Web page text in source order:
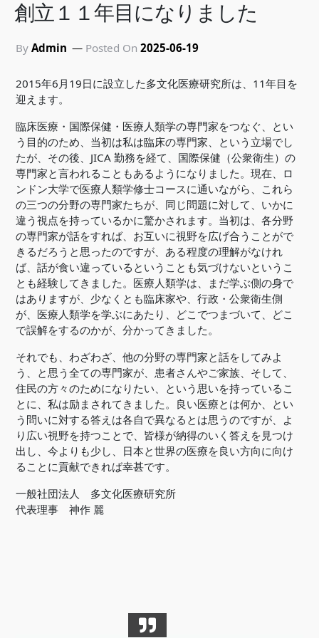
創立１１年目になりました
By Admin Posted On 2025-06-19
2015年6月19日に設立した多文化医療研究所は、11年目を
迎えます。
臨床医療・国際保健・医療人類学の専門家をつなぐ、とい
う目的のため、当初は私は臨床の専門家、という立場でし
たが、その後、JICA 勤務を経て、国際保健（公衆衛生）の
専門家と言われることもあるようになりました。現在、ロ
ンドン大学で医療人類学修士コースに通いながら、これら
の三つの分野の専門家たちが、同じ問題に対して、いかに
違う視点を持っているかに驚かされます。当初は、各分野
の専門家が話をすれば、お互いに視野を広げ合うことがで
きるだろうと思ったのですが、ある程度の理解がなけれ
ば、話が食い違っているということも気づけないというこ
とも経験してきました。医療人類学は、まだ学ぶ側の身で
はありますが、少なくとも臨床家や、行政・公衆衛生側
が、医療人類学を学ぶにあたり、どこでつまづいて、どこ
で誤解をするのかが、分かってきました。
それでも、わざわざ、他の分野の専門家と話をしてみよ
う、と思う全ての専門家が、患者さんやご家族、そして、
住民の方々のためになりたい、という思いを持っているこ
とに、私は励まされてきました。良い医療とは何か、とい
う問いに対する答えは各自で異なるとは思うのですが、よ
り広い視野を持つことで、皆様が納得のいく答えを見つけ
出し、今よりも少し、日本と世界の医療を良い方向に向け
ることに貢献できれば幸甚です。
一般社団法人 多文化医療研究所
代表理事 神作 麗